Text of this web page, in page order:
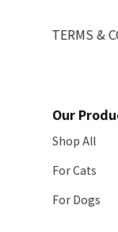
TERMS &
Our
Shop All
For Cats
For Dogs